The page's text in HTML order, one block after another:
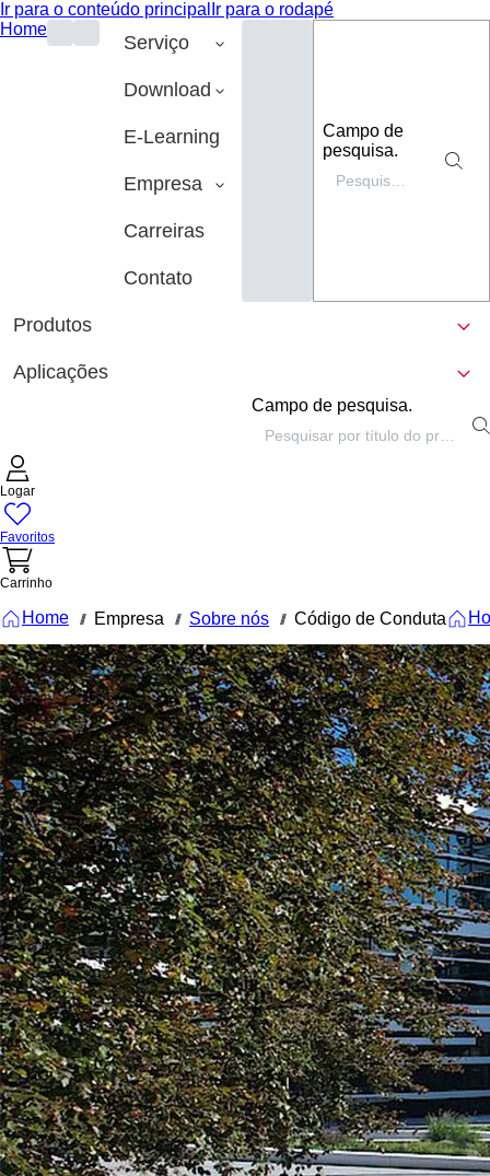
Ir para o conteúdo principal Ir para o rodapé
Home
Serviço
Download
E-Learning
Empresa
Carreiras
Contato
Campo de
pesquisa.
Produtos
Aplicações
Campo de pesquisa.
Logar
Favoritos
Carrinho
Home /// Empresa /// Sobre nós /// Código de Conduta